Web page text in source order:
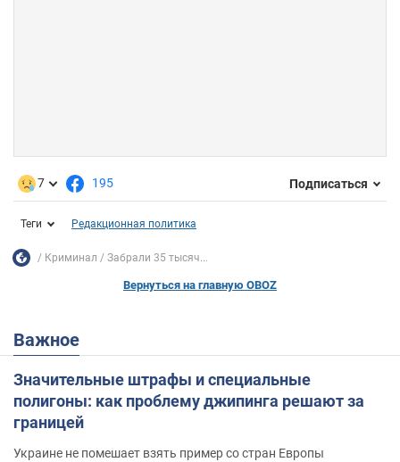
7 195 Подписаться
Теги Редакционная политика
Криминал Забрали 35 тысяч...
Вернуться на главную OBOZ
Важное
Значительные штрафы и специальные
полигоны: как проблему джипинга решают за
границей
Украине не помешает взять пример со стран Европы